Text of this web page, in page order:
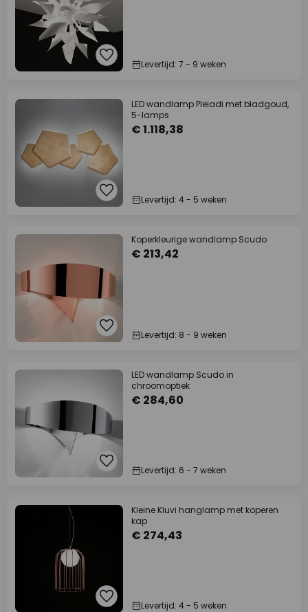
Levertijd: 7 - 9 weken
LED wandlamp Pleiadi met bladgoud,
5-lamps
€ 1.118,38
Levertijd: 4 - 5 weken
Koperkleurige wandlamp Scudo
€ 213,42
Levertijd: 8 - 9 weken
LED wandlamp Scudo in
chroomoptiek
€ 284,60
Levertijd: 6 - 7 weken
Kleine Kluvi hanglamp met koperen
kap
€ 274,43
Levertijd: 4 - 5 weken